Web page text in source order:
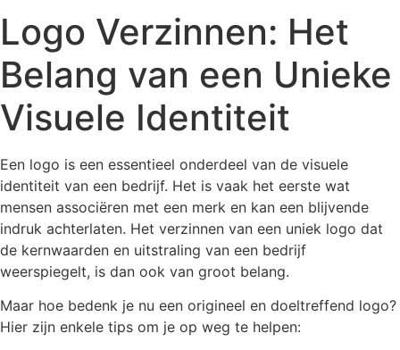
Logo Verzinnen: Het
Belang van een Unieke
Visuele Identiteit
Een logo is een essentieel onderdeel van de visuele
identiteit van een bedrijf. Het is vaak het eerste wat
mensen associëren met een merk en kan een blijvende
indruk achterlaten. Het verzinnen van een uniek logo dat
de kernwaarden en uitstraling van een bedrijf
weerspiegelt, is dan ook van groot belang.
Maar hoe bedenk je nu een origineel en doeltreffend logo?
Hier zijn enkele tips om je op weg te helpen: